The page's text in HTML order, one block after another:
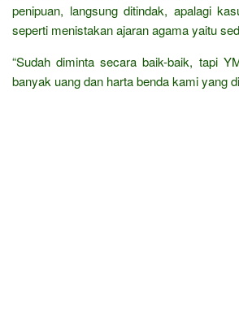
penipuan, langsung ditindak, apalagi
seperti menistakan ajaran agama yaitu
“Sudah diminta secara baik-baik, tapi
banyak uang dan harta benda kami yang